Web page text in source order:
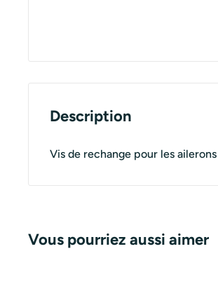
Description
Vis de rechange pour les
Vous pourriez aussi aimer